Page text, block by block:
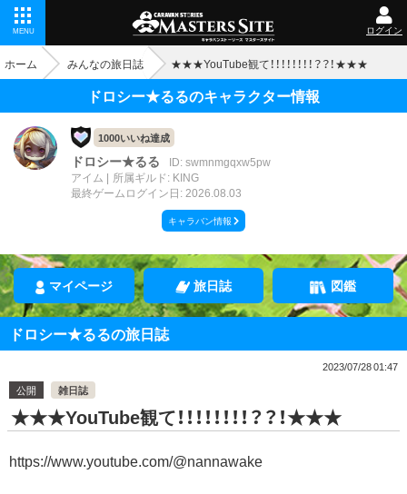
MENU ログイン
ホーム みんなの旅日誌 ★★★YouTube観て！！！！！！！！？？！★★★
ドロシー★るるのキャラクター情報
1000いいね達成
ドロシー★るる
ID: swmnmgqxw5pw
アイム
所属ギルド: KING
最終ゲームログイン日: 2026.08.03
キャラバン情報
マイページ 旅日誌 図鑑
ドロシー★るるの旅日誌
2023/07/28 01:47
公開
雑日誌
★★★YouTube観て！！！！！！！！？？！★★★
https://www.youtube.com/@nannawake